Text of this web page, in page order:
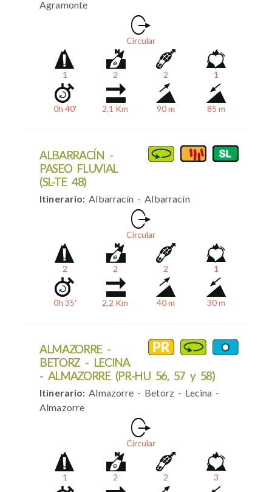
Agramonte
Circular
1 2 2 1
0h 40' 2,1 Km 90 m 85 m
ALBARRACÍN -
PASEO FLUVIAL
(SL-TE 48)
Itinerario: Albarracín - Albarracín
Circular
2 2 2 1
0h 35' 2,2 Km 40 m 30 m
ALMAZORRE -
BETORZ - LECINA
- ALMAZORRE (PR-HU 56, 57 y 58)
Itinerario: Almazorre - Betorz - Lecina -
Almazorre
Circular
1 2 2 3